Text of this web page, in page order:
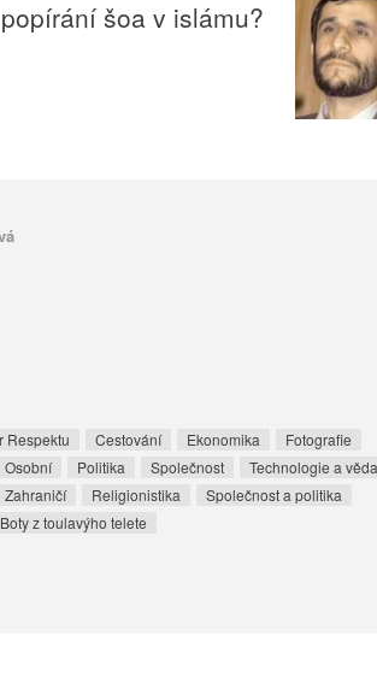
šoa v islámu?
Respektu Cestování Ekonomika
Fotografie
Osobní Politika Společnost
Technologie a
Zahraničí Religionistika
Společnost a politika
Boty z toulavýho telete